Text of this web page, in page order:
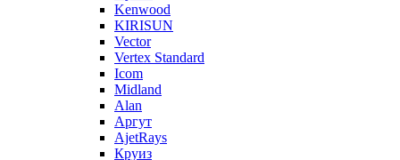
Kenwood
KIRISUN
Vector
Vertex Standard
Icom
Midland
Alan
Аргут
AjetRays
Круиз